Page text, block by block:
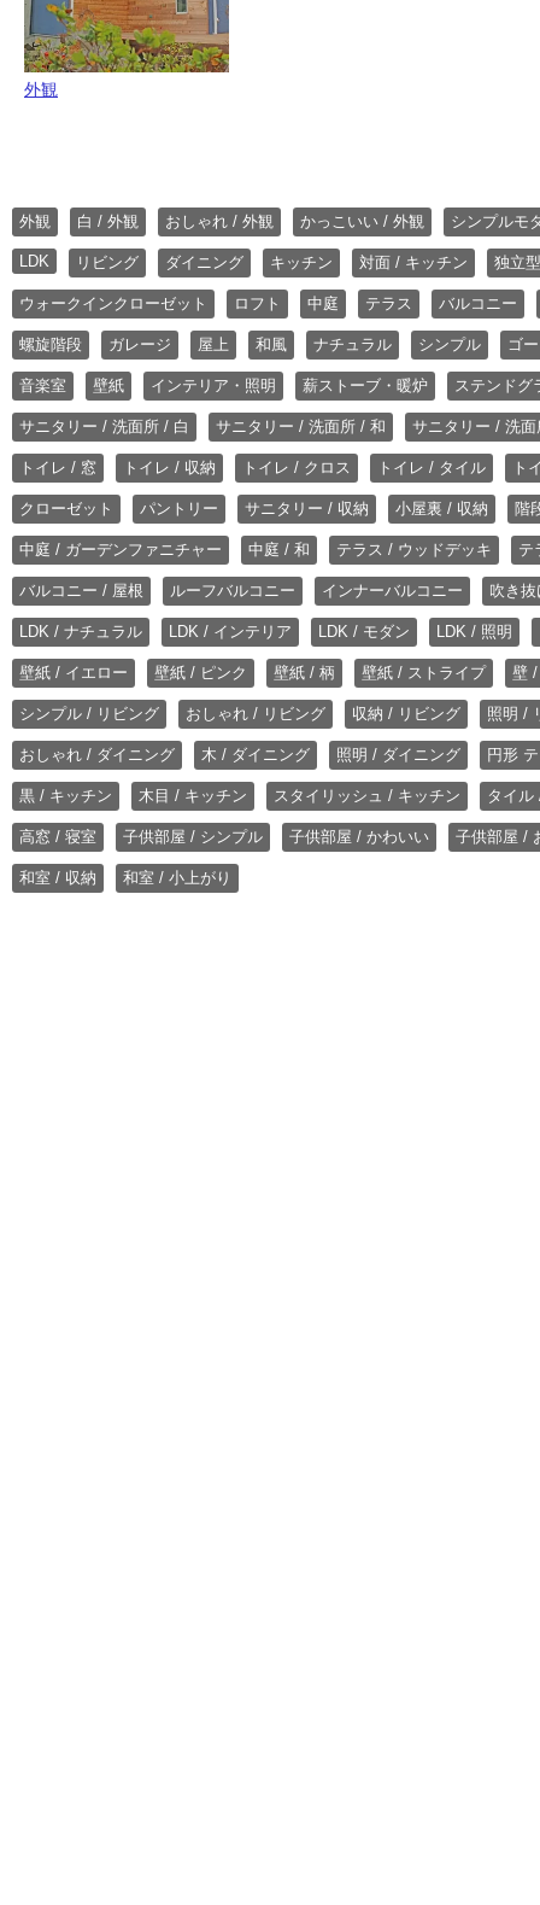
外観
外観 白 / 外観 おしゃれ / 外観 かっこいい / 外観 シンプルモ
LDK リビング ダイニング キッチン 対面 / キッチン 独立
ウォークインクローゼット ロフト 中庭 テラス バルコニー
螺旋階段 ガレージ 屋上 和風 ナチュラル シンプル ゴ
音楽室 壁紙 インテリア・照明 薪ストーブ・暖炉 ステンドグ
サニタリー / 洗面所 / 白 サニタリー / 洗面所 / 和 サニタリー / 洗
トイレ / 窓 トイレ / 収納 トイレ / クロス トイレ / タイル ト
クローゼット パントリー サニタリー / 収納 小屋裏 / 収納 階
中庭 / ガーデンファニチャー 中庭 / 和 テラス / ウッドデッキ テ
バルコニー / 屋根 ルーフバルコニー インナーバルコニー 吹き
LDK / ナチュラル LDK / インテリア LDK / モダン LDK / 照明
壁紙 / イエロー 壁紙 / ピンク 壁紙 / 柄 壁紙 / ストライプ 壁
シンプル / リビング おしゃれ / リビング 収納 / リビング 照明 /
おしゃれ / ダイニング 木 / ダイニング 照明 / ダイニング 円形
黒 / キッチン 木目 / キッチン スタイリッシュ / キッチン タイル
高窓 / 寝室 子供部屋 / シンプル 子供部屋 / かわいい 子供部屋 /
和室 / 収納 和室 / 小上がり